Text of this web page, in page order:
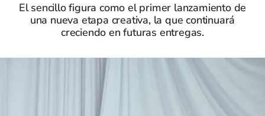
El sencillo figura como el primer lanzamiento de
una nueva etapa creativa, la que continuará
creciendo en futuras entregas.